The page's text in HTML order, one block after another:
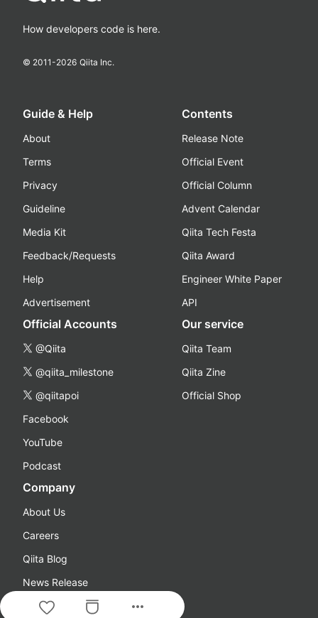
more_horiz
How developers code is here.
© 2011-2026 Qiita Inc.
Guide & Help
About
Terms
Privacy
Guideline
Media Kit
Feedback/Requests
Help
Advertisement
Contents
Release Note
Official Event
Official Column
Advent Calendar
Qiita Tech Festa
Qiita Award
Engineer White Paper
API
Official Accounts
@Qiita
@qiita_milestone
@qiitapoi
Facebook
YouTube
Podcast
Our service
Qiita Team
Qiita Zine
Official Shop
Company
About Us
Careers
Qiita Blog
News Release